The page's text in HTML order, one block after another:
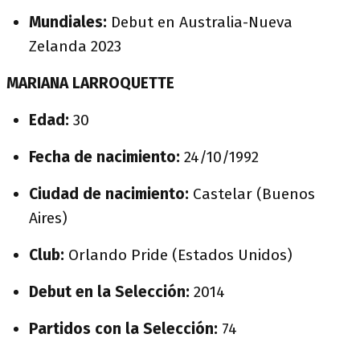
Mundiales: Debut en Australia-Nueva
Zelanda 2023
MARIANA LARROQUETTE
Edad: 30
Fecha de nacimiento: 24/10/1992
Ciudad de nacimiento: Castelar (Buenos
Aires)
Club: Orlando Pride (Estados Unidos)
Debut en la Selección: 2014
Partidos con la Selección: 74